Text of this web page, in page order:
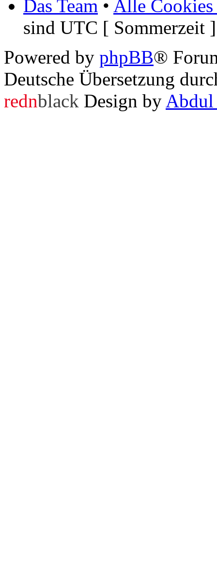
Das Team • Alle Cookies
sind UTC [ Sommerzeit ]
Powered by phpBB®
Deutsche Übersetzung
rednblack Design by Abdul